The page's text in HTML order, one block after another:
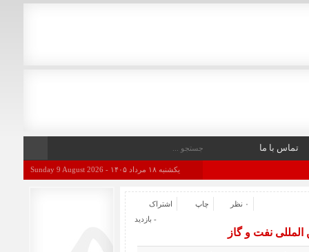
تماس با ما
یکشنبه ۱۸ مرداد ۱۴۰۵ - Sunday 9 August 2026
اشتراک چاپ
۰ نظر
- بازدید
نفت و گاز